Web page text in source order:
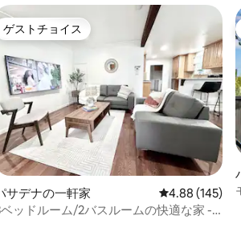
5つ星中4.87つ星の平均評価
ゲストチョイス
ゲストチョイス
サデナの一軒家 レビュー145
4.88 (145)
ッドルーム/2バスルームの快適な家 -